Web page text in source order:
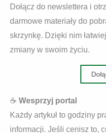
Dołącz do newslettera i
darmowe materiały do
skrzynkę. Dzięki nim
zmiany w swoim życiu.
☕ Wesprzyj portal
Każdy artykuł to godziny
informacji. Jeśli cenisz to,